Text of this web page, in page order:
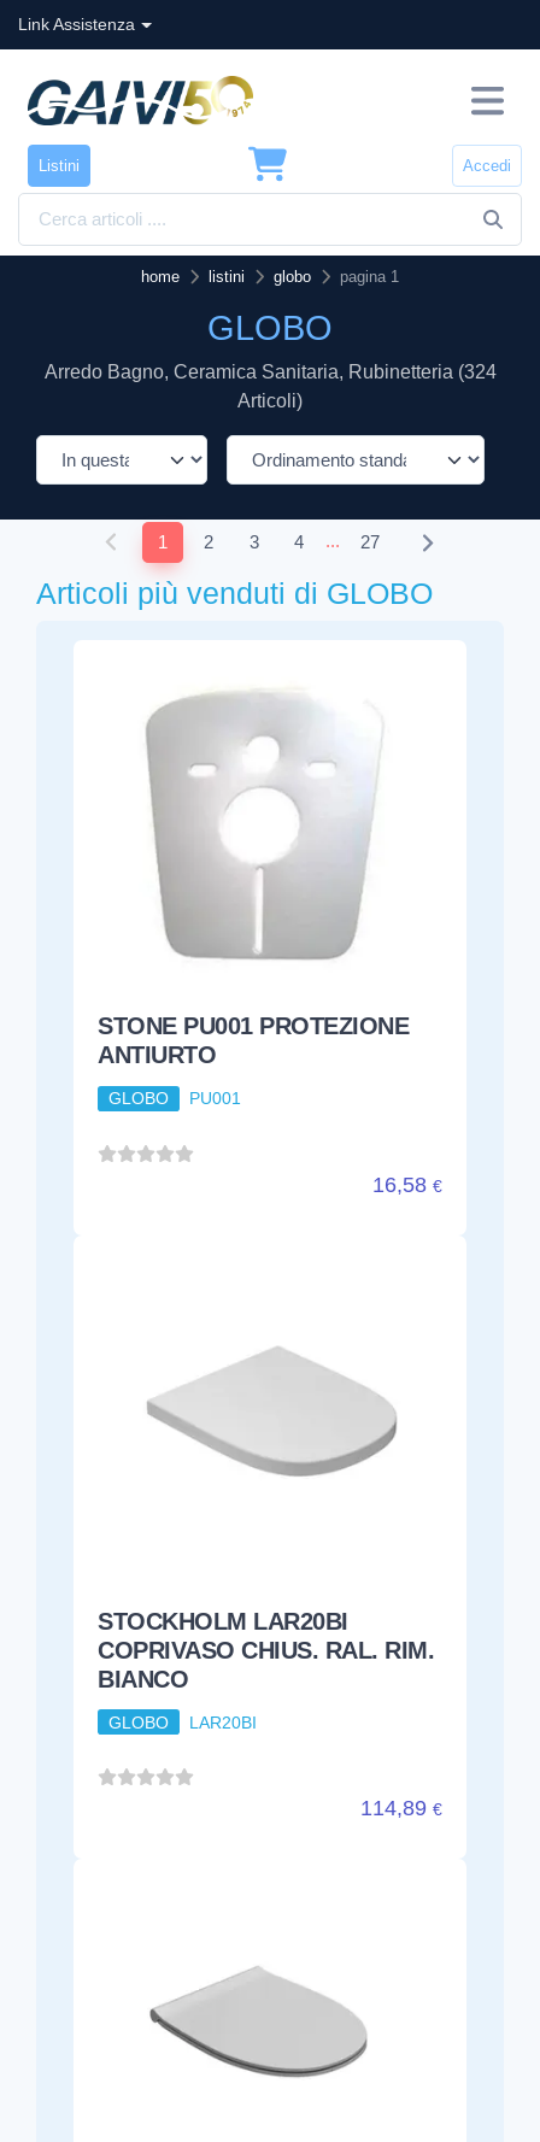
Link Assistenza
Listini Accedi
home listini globo pagina 1
GLOBO
Arredo Bagno, Ceramica Sanitaria, Rubinetteria (324
Articoli)
1 2 3 4 ... 27
Articoli più venduti di GLOBO
STONE PU001 PROTEZIONE
ANTIURTO
GLOBO PU001
16,58 €
STOCKHOLM LAR20BI
COPRIVASO CHIUS. RAL. RIM.
BIANCO
GLOBO LAR20BI
114,89 €